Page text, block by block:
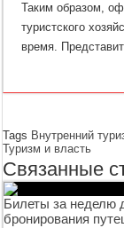
Таким образом,
туристского
время.
Tags Внутренний
Туризм и власть
Связанные
Билеты за неделю
бронирования